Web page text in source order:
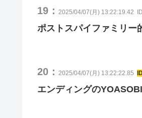
19： 2025/04/07(月) 13:22:19.42
ポストスパイファミリー
20： 2025/04/07(月) 13:22:22.85
エンディングの